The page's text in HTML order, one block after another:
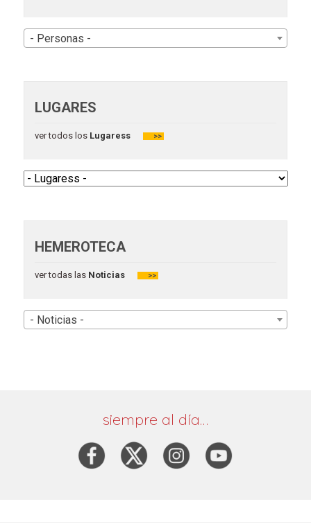
- Personas -
LUGARES
ver todos losLugaress >>
HEMEROTECA
ver todas lasNoticias >>
- Noticias -
siempre al día…